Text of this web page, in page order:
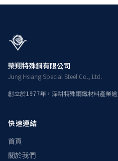
榮翔特殊鋼有限公司
Jung Hsiang Special Steel Co., Ltd.
創立於1977年，深耕特殊鋼鐵材料產業
快速連結
首頁
關於我們